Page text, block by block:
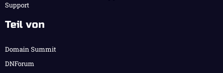
Support
Teil von
Domain Summit
DNForum